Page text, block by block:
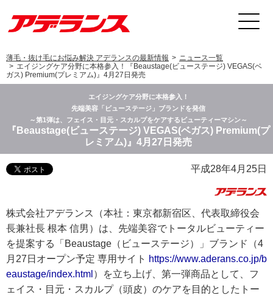
薄毛・抜け毛にお悩み解決 アデランスの最新情報
ニュース一覧
エイジングケア分野に本格参入！『Beaustage(ビューステージ) VEGAS(ベ
ガス) Premium(プレミアム)』4月27日発売
エイジングケア分野に本格参入！
先端美容「ビューステージ」ブランドを発信
～第1弾は、フェイス・目元・スカルプをケアするビューティーマシン～
『Beaustage(ビューステージ) VEGAS(ベガス) Premium(プ
レミアム)』4月27日発売
平成28年4月25日
株式会社アデランス（本社：東京都新宿区、代表取締役会
長兼社長 根本 信男）は、先端美容でトータルビューティー
を提案する「Beaustage（ビューステージ）」ブランド（4
月27日オープン予定 専用サイト https://www.aderans.co.jp/b
eaustage/index.html ）を立ち上げ、第一弾商品として、フ
ェイス・目元・スカルプ（頭皮）のケアを目的としたトー